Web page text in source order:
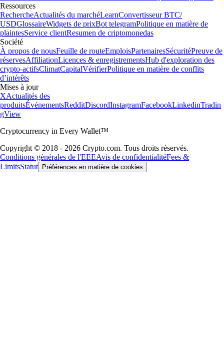
Ressources
RechercheActualités du marchéLearnConvertisseur BTC/
USDGlossaireWidgets de prixBot telegramPolitique en matière de
plaintesService clientResumen de criptomonedas
Société
À propos de nousFeuille de routeEmploisPartenairesSécuritéPreuve de
réservesAffiliationLicences & enregistrementsHub d'exploration des
crypto-actifsClimatCapitalVérifierPolitique en matière de conflits
d’intérêts
Mises à jour
XActualités des
produitsÉvénementsRedditDiscordInstagramFacebookLinkedinTradin
gView
Cryptocurrency in Every Wallet™
Copyright © 2018 - 2026 Crypto.com. Tous droits réservés.
Conditions générales de l'EEEAvis de confidentialitéFees &
LimitsStatut Préférences en matière de cookies